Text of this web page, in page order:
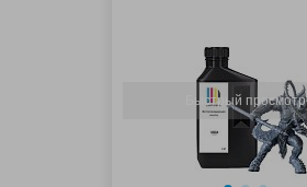
Быстрый просмотр